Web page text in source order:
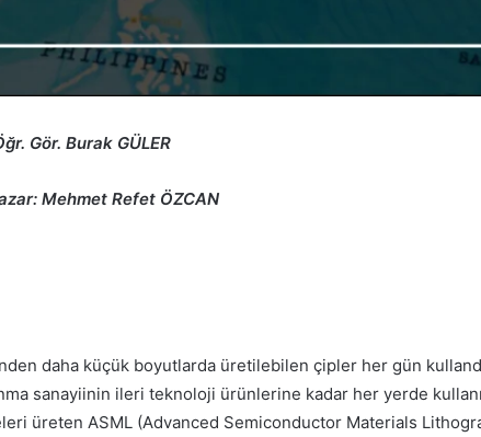
Gör. Burak GÜLER
Mehmet Refet ÖZCAN
daha küçük boyutlarda üretilebilen çipler her gün
sanayiinin ileri teknoloji ürünlerine kadar her yerde
üreten ASML (Advanced Semiconductor Materials